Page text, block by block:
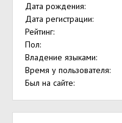
Дата рождения:
Дата регистрации:
Рейтинг:
Пол:
Владение языками:
Время у пользователя:
Был на сайте: